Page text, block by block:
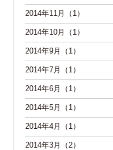
2014年11月（1）
2014年10月（1）
2014年9月（1）
2014年7月（1）
2014年6月（1）
2014年5月（1）
2014年4月（1）
2014年3月（2）